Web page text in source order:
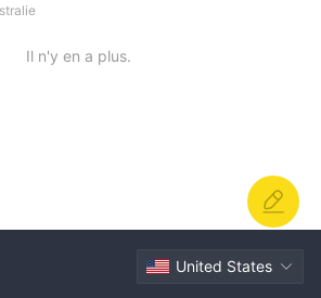
Il n'y en a plus.
United States